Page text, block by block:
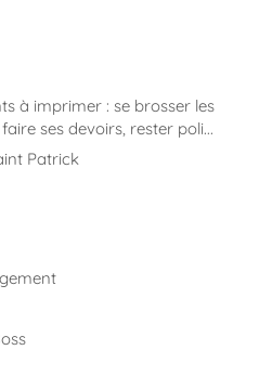
à imprimer : se brosser les
ses devoirs, rester poli...
Patrick